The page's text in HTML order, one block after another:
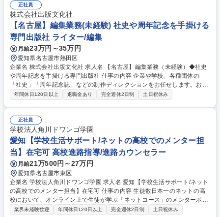
対し進路指導のアドバイスやサポートを実施。研修の企画・設計・運営を
通じ全体の進路指導力の向上■学年・進路ガイダンスの資料作成－ガイダ
ンスの作成やコンテンツ整備■TAの採用・育成・運営－進路相談や面接練
習を担当するTAの採用、育成、運営管理■課題発見および改善提案－より
質の高い支援体制の構築を目指し課題発見・改善提案 募集職種 愛知【メ
ンターサポート】進路指導の基盤を支える教職員育成担当
正社員
株式会社出版文化社
【名古屋】編集業務(未経験) 社史や周年記念を手掛ける
専門出版社 ライター/編集
月給23万円～35万円
愛知県名古屋市熱田区
企業名 株式会社出版文化社 求人名 【名古屋】編集業務（未経験）◆社史
や周年記念を手掛ける専門出版社 仕事の内容 企業や学校、各種団体の
「社史」「周年記念誌」などの制作ディレクションをお任せします。お客
様の歴史や想いを、打ち合わせや取材を重ねながら書籍・WEB・映像・マ
いきます。 ■具体的な業務内容 ・お客様との打ち合わせ・取材・制作スケ
ジュールの管理 ・外部ライター、デザイナー、カメラマン等の手配・調整
・原稿整理、校正など編集業務・制作物の品質管理 など 募集職種 【名古
屋】編集業務（未経験）◆社史や周年記念を手掛ける専門出版社
年間休日120日以上 退職金あり 完全週休2日制 土日祝休み
正社員
学校法人角川ドワンゴ学園
愛知【学校生活サポート/ネットの高校でのメンター担
当】在宅可 高校進路指導/進路カウンセラー
月給21万500円～27万円
愛知県名古屋市東区
企業名 学校法人角川ドワンゴ学園 求人名 愛知【学校生活サポート/ネット
の高校でのメンター担当】在宅可 仕事の内容 生徒数日本一のネットの高
校において、オンライン上で生徒が学ぶ「ネットコース」のメンターポジ
ションを募集いたします。ネットで学ぶ高校生たちの充実した高校生活・
業界未経験歓迎 年間休日120日以上 完全週休2日制 土日祝休み